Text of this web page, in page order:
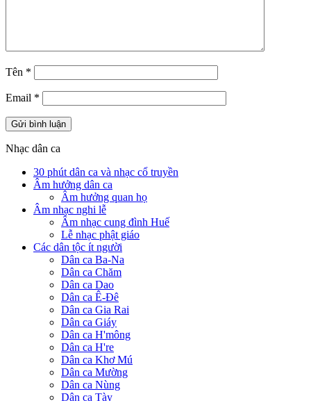
Tên *
Email *
Nhạc dân ca
30 phút dân ca và nhạc cổ truyền
Âm hưởng dân ca
Âm hưởng quan họ
Âm nhạc nghi lễ
Âm nhạc cung đình Huế
Lễ nhạc phật giáo
Các dân tộc ít người
Dân ca Ba-Na
Dân ca Chăm
Dân ca Dao
Dân ca Ê-Đê
Dân ca Gia Rai
Dân ca Giáy
Dân ca H'mông
Dân ca H're
Dân ca Khơ Mú
Dân ca Mường
Dân ca Nùng
Dân ca Tày